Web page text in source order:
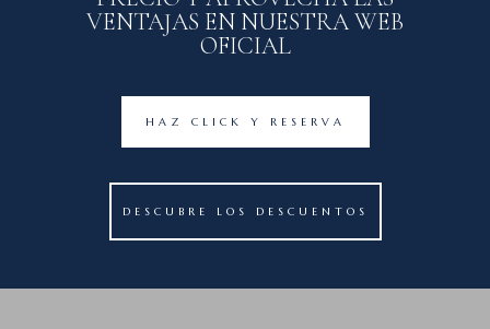
VENTAJAS EN NUESTRA WEB
OFICIAL
HAZ CLICK Y RESERVA
DESCUBRE LOS DESCUENTOS